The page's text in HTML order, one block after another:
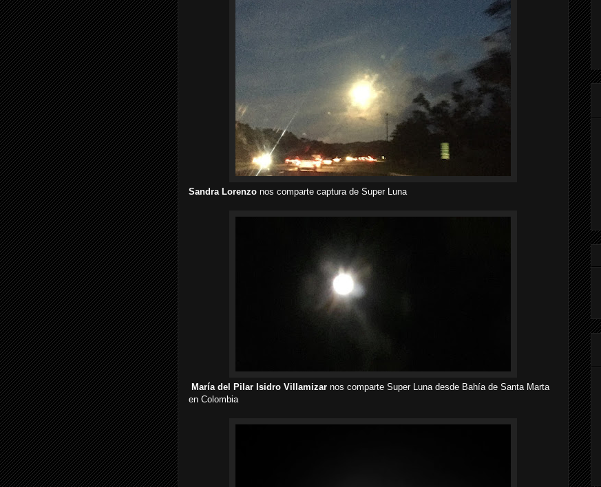
Sandra Lorenzo nos comparte captura de Super Luna
María del Pilar Isidro Villamizar nos comparte Super Luna desde Bahía de Santa Marta
en Colombia